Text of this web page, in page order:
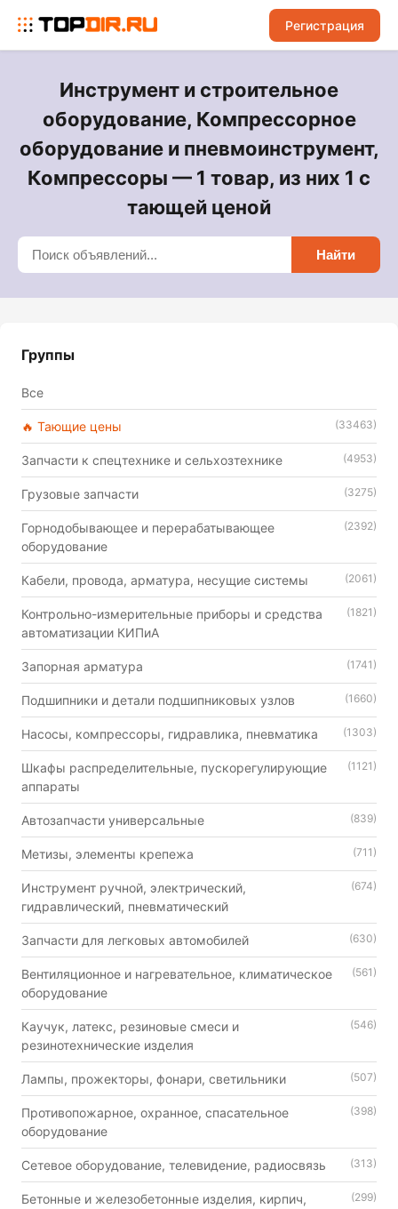
Регистрация
Инструмент и строительное
оборудование, Компрессорное
оборудование и пневмоинструмент,
Компрессоры — 1 товар, из них 1 с
тающей ценой
Найти
Группы
Все
🔥 Тающие цены (33463)
Запчасти к спецтехнике и сельхозтехнике (4953)
Грузовые запчасти (3275)
Горнодобывающее и перерабатывающее
оборудование
(2392)
Кабели, провода, арматура, несущие системы (2061)
Контрольно-измерительные приборы и средства
автоматизации КИПиА
(1821)
Запорная арматура (1741)
Подшипники и детали подшипниковых узлов (1660)
Насосы, компрессоры, гидравлика, пневматика (1303)
Шкафы распределительные, пускорегулирующие
аппараты
(1121)
Автозапчасти универсальные (839)
Метизы, элементы крепежа (711)
Инструмент ручной, электрический,
гидравлический, пневматический
(674)
Запчасти для легковых автомобилей (630)
Вентиляционное и нагревательное, климатическое
оборудование
(561)
Каучук, латекс, резиновые смеси и
резинотехнические изделия
(546)
Лампы, прожекторы, фонари, светильники (507)
Противопожарное, охранное, спасательное
оборудование
(398)
Сетевое оборудование, телевидение, радиосвязь (313)
Бетонные и железобетонные изделия, кирпич,
(299)